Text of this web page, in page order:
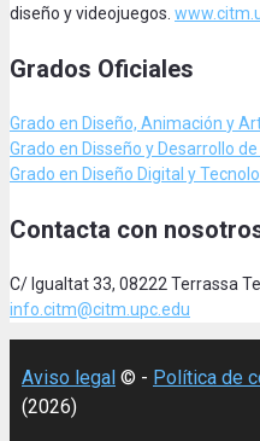
diseño y videojuegos.
Grados Oficiales
Grado en Diseño, Animación y
Grado en Disseño y Desarrollo
Grado en Diseño Digital y
Contacta con
C/ Igualtat 33, 08222 Terrassa
info.citm@citm.upc.edu
Aviso legal © - Política de
(2026)